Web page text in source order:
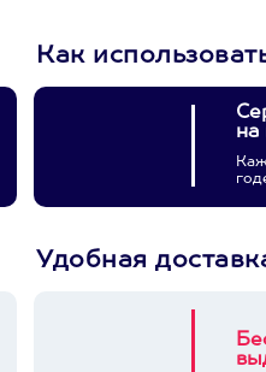
Как
на
Удобная